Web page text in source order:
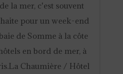
la mer, c'est souvent
pour un week-end
de Somme à la côte
en bord de mer, à
Chaumière / Hôtel